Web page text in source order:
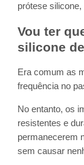
prótese
Vou ter
silicone
Era comum as
frequência no
No entanto, os
resistentes e
permanecerem
sem causar